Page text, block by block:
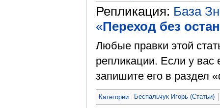
Репликация: База
«Переход без
Любые правки этой
репликации. Если у вас
запишите его в раздел
Категории: Беспальчук Игорь (Статьи)